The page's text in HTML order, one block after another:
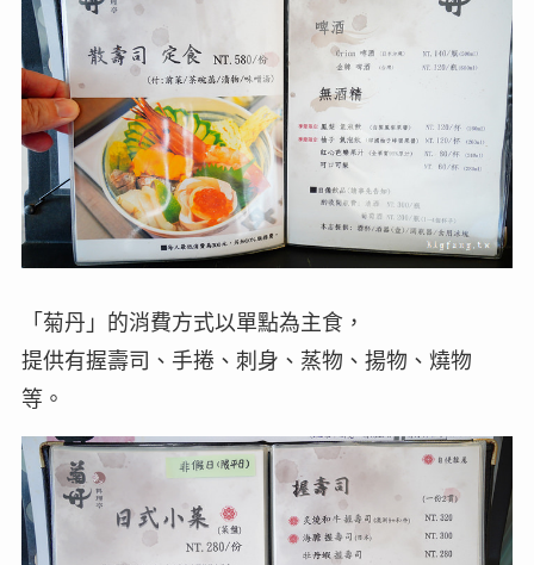
「菊丹」的消費方式以單點為主食，
提供有握壽司、手捲、刺身、蒸物、揚物、燒物
等。